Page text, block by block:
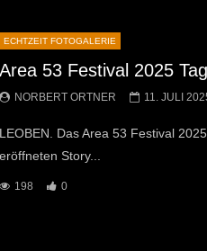
ECHTZEIT FOTOGALERIE
Area 53 Festival 2025
NORBERT ORTNER 11. JULI
LEOBEN. Das Area 53 Festival
eröffneten Story...
198 0